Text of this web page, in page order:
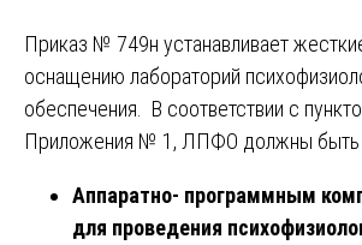
Приказ № 749н устанавливает
оснащению лабораторий
обеспечения. В соответствии с
Приложения № 1, ЛПФО должны быть
Аппаратно- программным
для проведения